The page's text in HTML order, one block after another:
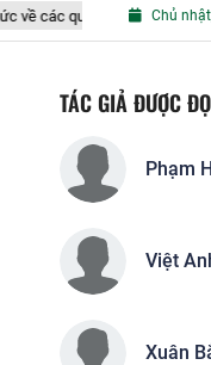
quy định SPS Chủ
TÁC GIẢ ĐƯỢC
Phạm
Việt
Xuân